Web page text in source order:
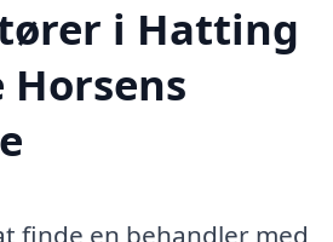
i Hatting
finde en behandler med